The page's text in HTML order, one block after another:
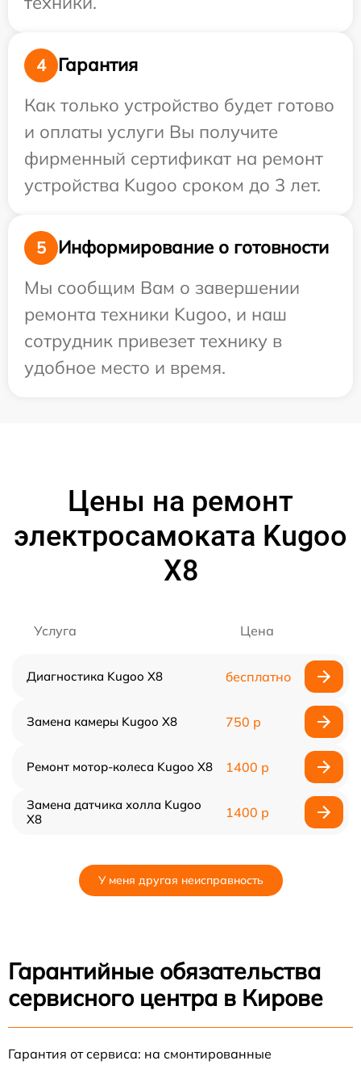
4
Гарантия
Как только устройство будет готово
и оплаты услуги Вы получите
фирменный сертификат на ремонт
устройства Kugoo сроком до 3 лет.
5
Информирование о готовности
Мы сообщим Вам о завершении
ремонта техники Kugoo, и наш
сотрудник привезет технику в
удобное место и время.
Цены на ремонт
электросамоката Kugoo
X8
Услуга Цена
Диагностика Kugoo X8 бесплатно
Замена камеры Kugoo X8 750 р
Ремонт мотор-колеса Kugoo X8 1400 р
Замена датчика холла Kugoo
X8
1400 р
У меня другая неисправность
Гарантийные обязательства
сервисного центра в Кирове
Гарантия от сервиса: на смонтированные